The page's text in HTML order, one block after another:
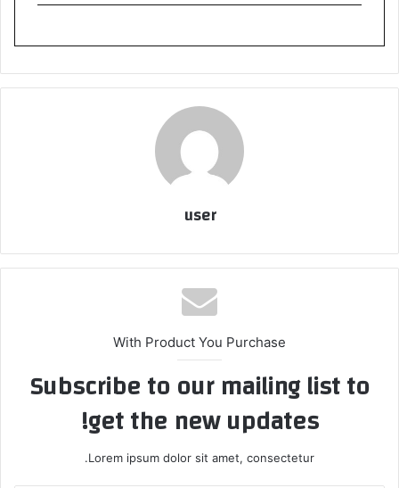
user
With Product You Purchase
Subscribe to our mailing list to
get the new updates!
Lorem ipsum dolor sit amet, consectetur.